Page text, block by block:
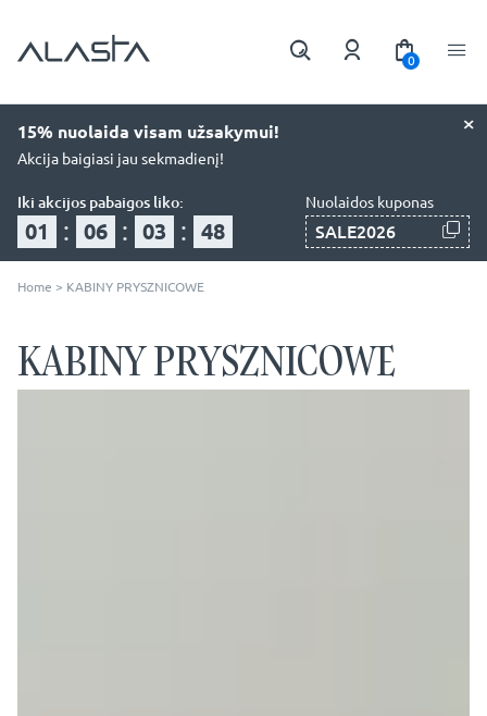
0
×
15% nuolaida visam užsakymui!
Akcija baigiasi jau sekmadienį!
Iki akcijos pabaigos liko:
01 : 06 : 03 : 47
Nuolaidos kuponas
SALE2026
Home > KABINY PRYSZNICOWE
KABINY PRYSZNICOWE